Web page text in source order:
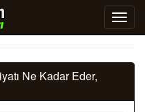
Ne Kadar Eder,